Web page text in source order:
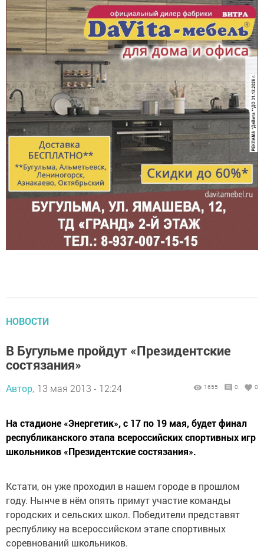
НОВОСТИ
В Бугульме пройдут «Президентские
состязания»
Автор, 13 мая 2013 - 12:24 1655 0 0
На стадионе «Энергетик», с 17 по 19 мая, будет финал
республиканского этапа всероссийских спортивных игр
школьников «Президентские состязания».
Кстати, он уже проходил в нашем городе в прошлом
году. Нынче в нём опять примут участие команды
городских и сельских школ. Победители представят
республику на всероссийском этапе спортивных
соревнований школьников.